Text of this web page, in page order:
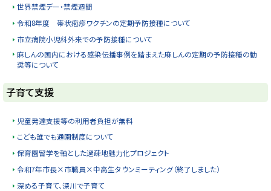
世界禁煙デー・禁煙週間
令和8年度 帯状疱疹ワクチンの定期予防接種について
市立病院小児科外来での予防接種について
麻しんの国内における感染伝播事例を踏まえた麻しんの定期の予防接種の勧
奨等について
ト
ッ
プ
に
子育て支援
児童発達支援等の利用者負担が無料
こども誰でも通園制度について
保育園留学を軸とした過疎地魅力化プロジェクト
令和7年市長×市職員×中高生タウンミーティング（終了しました）
深める子育て、深川で子育て